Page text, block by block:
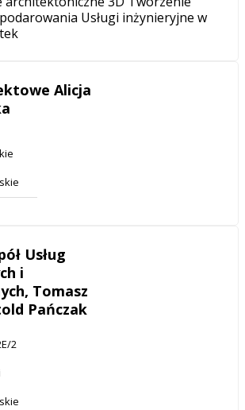
Usługi inżynieryjne w
Alicja
Usług
i
Tomasz
Pańczak
2